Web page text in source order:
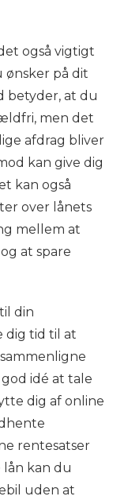
også vigtigt
ønsker på dit
betyder, at du
men det
afdrag bliver
kan give dig
kan også
over lånets
mellem at
at spare
din
dig tid til at
idé at tale
dig af online
rentesatser
kan du
uden at